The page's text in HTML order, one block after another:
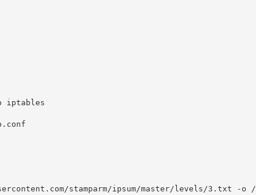
stamparm/ipsum/master/levels/3.txt -o